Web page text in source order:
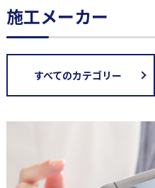
施工メーカー
すべてのカテゴリー